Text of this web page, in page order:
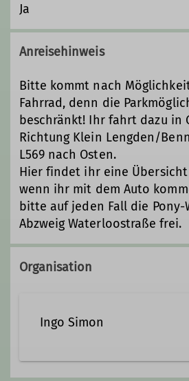
Ja
Anreisehinweis
Bitte kommt nach
Fahrrad, denn die
beschränkt! Ihr fahrt dazu in
Richtung Klein Lengden/
L569 nach Osten.
Hier findet ihr eine
wenn ihr mit dem Auto
bitte auf jeden Fall die Pony-
Abzweig Waterloostraße frei.
Organisation
Ingo Simon